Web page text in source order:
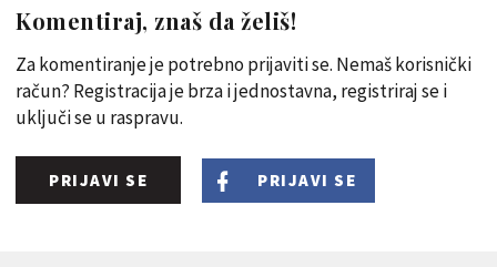
Komentiraj, znaš da želiš!
Za komentiranje je potrebno prijaviti se. Nemaš korisnički
račun? Registracija je brza i jednostavna, registriraj se i
uključi se u raspravu.
PRIJAVI SE PRIJAVI SE